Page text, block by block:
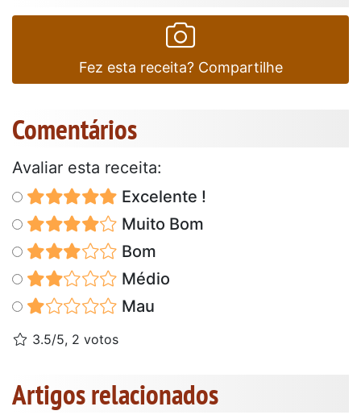
Fez esta receita? Compartilhe
Comentários
Avaliar esta receita:
Excelente !
Muito Bom
Bom
Médio
Mau
3.5/5, 2 votos
Artigos relacionados